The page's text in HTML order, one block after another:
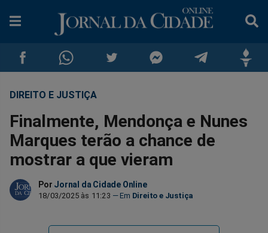
Compartilhar
no
Facebook
Compartilhar
no
Whatsapp
Compartilhar
no
Twitter
no
Messenger
no
no
DIREITO E JUSTIÇA
Finalmente, Mendonça e Nunes
Marques terão a chance de
mostrar a que vieram
Por Jornal da Cidade Online
18/03/2025 às 11:23 Direito e Justiça